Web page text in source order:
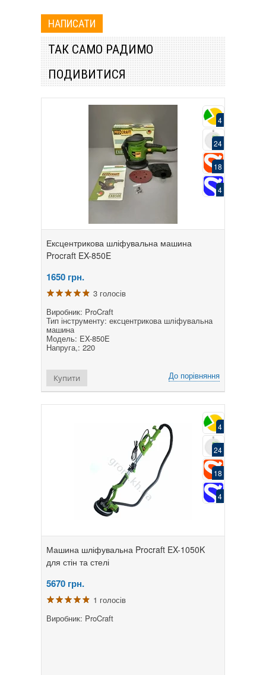
ТАК САМО РАДИМО
ПОДИВИТИСЯ
4
24
18
4
Ексцентрикова шліфувальна машина
Procraft EX-850E
1650 грн.
3 голосів
Виробник: ProCraft
Тип інструменту: ексцентрикова шліфувальна
машина
Модель: EX-850E
Напруга,: 220
До порівняння
Купити
4
24
18
4
Машина шліфувальна Procraft EX-1050K
для стін та стелі
5670 грн.
1 голосів
Виробник: ProCraft